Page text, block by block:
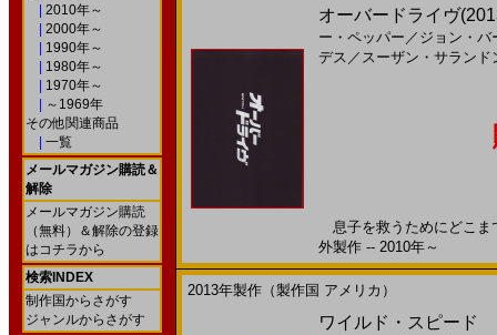
2010年～
2000年～
1990年～
1980年～
1970年～
～1969年
その他関連商品
一覧
メールマガジン購読＆
解除
メールマガジン購読
（無料）＆解除の登録
はコチラから
検索INDEX
制作国からさがす
ジャンルからさがす
オーバードライヴ
ー・ペッパー ／ ジョン・バ
デス ／ スーザン・サランド
息子を救うためにどこ
外製作 -- 2010年～
2013年製作（製作国 アメリカ）
ワイルド・スピード